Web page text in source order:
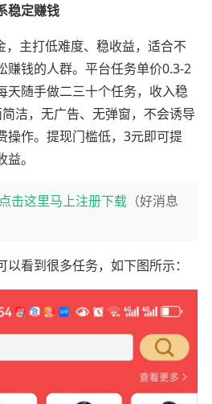
稳定赚钱
，主打低难度、稳收益，适合不
赚钱的人群。平台任务单价0.3-2
天随手做二三十个任务，收入稳
洁，无广告、无弹窗，不会诱导
操作。提现门槛低，3元即可提
。
点击这里马上注册下载（好消息
看到很多任务，如下图所示：